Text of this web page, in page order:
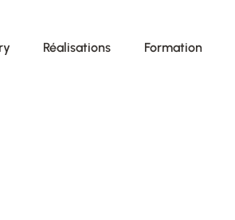
Réalisations Formation